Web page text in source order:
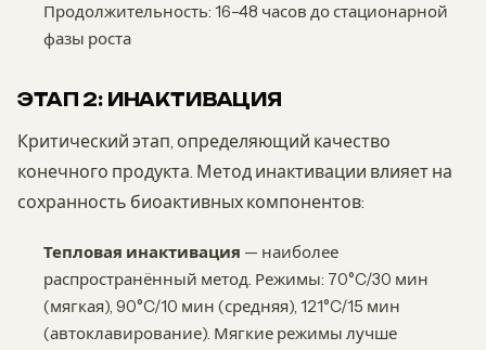
Продолжительность: 16–48 часов до стационарной
фазы роста
ЭТАП 2: ИНАКТИВАЦИЯ
Критический этап, определяющий качество
конечного продукта. Метод инактивации влияет на
сохранность биоактивных компонентов:
Тепловая инактивация — наиболее
распространённый метод. Режимы: 70°C/30 мин
(мягкая), 90°C/10 мин (средняя), 121°C/15 мин
(автоклавирование). Мягкие режимы лучше